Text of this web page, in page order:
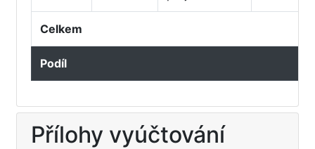
Celkem
Podíl
Přílohy vyúčtování